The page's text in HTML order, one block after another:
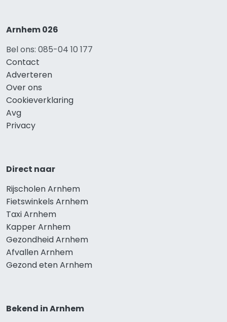
Arnhem 026
Bel ons: 085-04 10 177
Contact
Adverteren
Over ons
Cookieverklaring
Avg
Privacy
Direct naar
Rijscholen Arnhem
Fietswinkels Arnhem
Taxi Arnhem
Kapper Arnhem
Gezondheid Arnhem
Afvallen Arnhem
Gezond eten Arnhem
Bekend in Arnhem